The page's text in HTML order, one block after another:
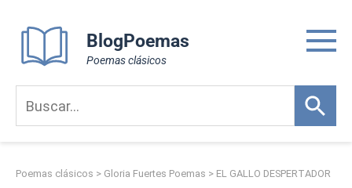
content
BlogPoemas
Poemas clásicos
Poemas clásicos > Gloria Fuertes Poemas > EL GALLO DESPERTADOR